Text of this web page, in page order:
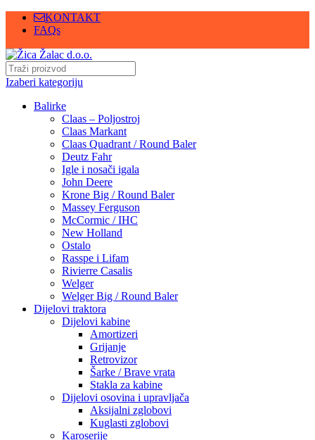
KONTAKT
FAQs
Izaberi kategoriju
Balirke
Claas – Poljostroj
Claas Markant
Claas Quadrant / Round Baler
Deutz Fahr
Igle i nosači igala
John Deere
Krone Big / Round Baler
Massey Ferguson
McCormic / IHC
New Holland
Ostalo
Rasspe i Lifam
Rivierre Casalis
Welger
Welger Big / Round Baler
Dijelovi traktora
Dijelovi kabine
Amortizeri
Grijanje
Retrovizor
Šarke / Brave vrata
Stakla za kabine
Dijelovi osovina i upravljača
Aksijalni zglobovi
Kuglasti zglobovi
Karoserije